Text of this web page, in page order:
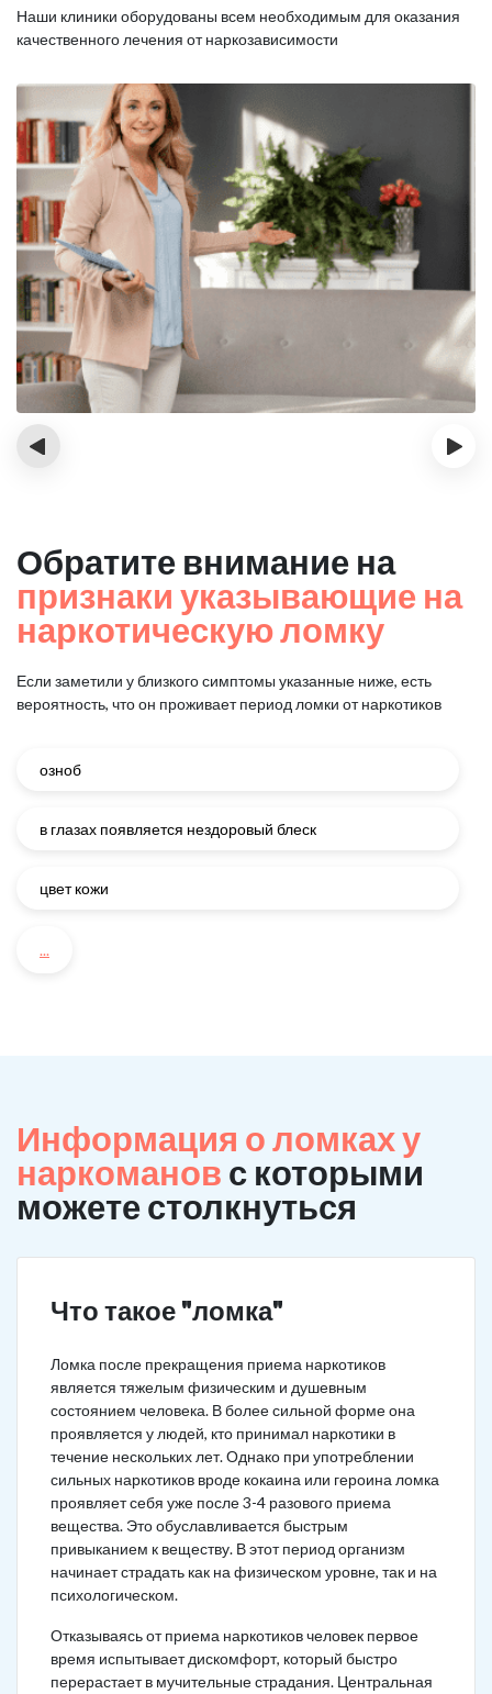
Наши клиники оборудованы всем необходимым для оказания
качественного лечения от наркозависимости
‹ ›
Обратите внимание на
признаки указывающие на
наркотическую ломку
Если заметили у близкого симптомы указанные ниже, есть
вероятность, что он проживает период ломки от наркотиков
озноб
в глазах появляется нездоровый блеск
цвет кожи
...
Информация о ломках у
наркоманов с которыми
можете столкнуться
Что такое "ломка"
Ломка после прекращения приема наркотиков
является тяжелым физическим и душевным
состоянием человека. В более сильной форме она
проявляется у людей, кто принимал наркотики в
течение нескольких лет. Однако при употреблении
сильных наркотиков вроде кокаина или героина ломка
проявляет себя уже после 3-4 разового приема
вещества. Это обуславливается быстрым
привыканием к веществу. В этот период организм
начинает страдать как на физическом уровне, так и на
психологическом.
Отказываясь от приема наркотиков человек первое
время испытывает дискомфорт, который быстро
перерастает в мучительные страдания. Центральная